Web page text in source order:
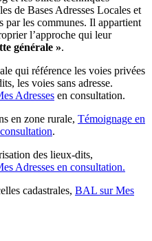
de Bases Adresses Locales et
par les communes. Il appartient
l’approche qui leur
générale ».
qui référence les voies privées
les voies sans adresse.
Adresses en consultation.
en zone rurale, Témoignage en
.
des lieux-dits,
Adresses en consultation.
cadastrales, BAL sur Mes